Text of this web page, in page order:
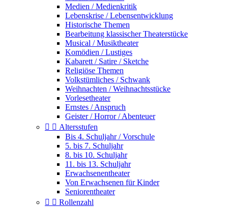
Medien / Medienkritik
Lebenskrise / Lebensentwicklung
Historische Themen
Bearbeitung klassischer Theaterstücke
Musical / Musiktheater
Komödien / Lustiges
Kabarett / Satire / Sketche
Religiöse Themen
Volkstümliches / Schwank
Weihnachten / Weihnachtsstücke
Vorlesetheater
Ernstes / Anspruch
Geister / Horror / Abenteuer
  Altersstufen
Bis 4. Schuljahr / Vorschule
5. bis 7. Schuljahr
8. bis 10. Schuljahr
11. bis 13. Schuljahr
Erwachsenentheater
Von Erwachsenen für Kinder
Seniorentheater
  Rollenzahl